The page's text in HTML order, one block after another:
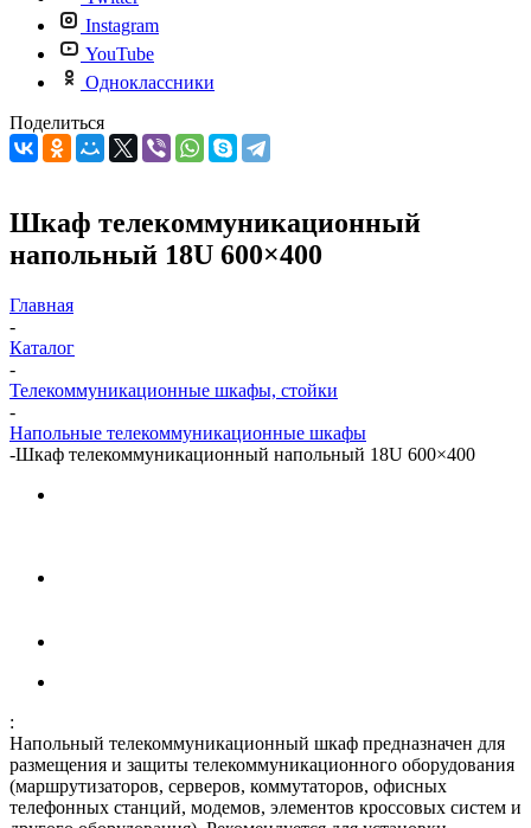
Instagram
YouTube
Одноклассники
Поделиться
Шкаф телекоммуникационный
напольный 18U 600×400
Главная
-
Каталог
-
Телекоммуникационные шкафы, стойки
-
Напольные телекоммуникационные шкафы
-Шкаф телекоммуникационный напольный 18U 600×400
:
Напольный телекоммуникационный шкаф предназначен для
размещения и защиты телекоммуникационного оборудования
(маршрутизаторов, серверов, коммутаторов, офисных
телефонных станций, модемов, элементов кроссовых систем и